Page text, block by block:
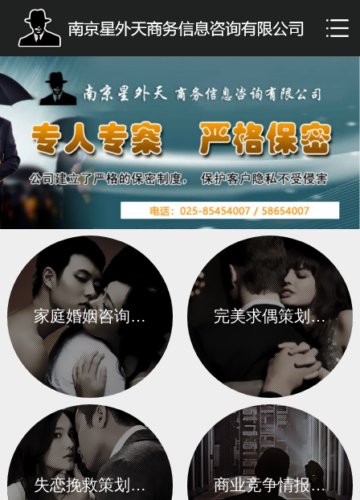
家庭婚姻咨询… 完美求偶策划…
失恋挽救策划… 商业竞争情报…